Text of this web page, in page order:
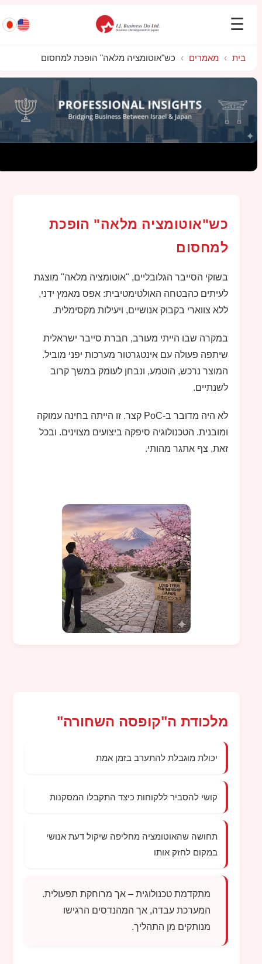
☰
בית › מאמרים › כש"אוטומציה מלאה" הופכת למחסום
כש"אוטומציה מלאה" הופכת
למחסום
בשוקי הסייבר הגלובליים, "אוטומציה מלאה" מוצגת
לעיתים כהבטחה האולטימטיבית: אפס מאמץ ידני,
ללא צווארי בקבוק אנושיים, ויעילות מקסימלית.
במקרה שבו הייתי מעורב, חברת סייבר ישראלית
שיתפה פעולה עם אינטגרטור מערכות יפני מוביל.
המוצר נרכש, הוטמע, ונבחן לעומק במשך קרוב
לשנתיים.
לא היה מדובר ב-PoC קצר. זו הייתה בחינה עמוקה
ומובנית. הטכנולוגיה סיפקה ביצועים מצוינים. ובכל
זאת, צף אתגר מהותי.
מלכודת ה"קופסה השחורה"
יכולת מוגבלת להתערב בזמן אמת
קושי להסביר ללקוחות כיצד התקבלו המסקנות
תחושה שהאוטומציה מחליפה שיקול דעת אנושי
במקום לחזק אותו
מתקדמת טכנולוגית – אך מרוחקת תפעולית.
המערכת עבדה, אך המהנדסים הרגישו
מנותקים מן התהליך.